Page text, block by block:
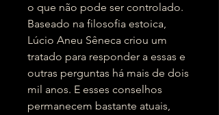
o que não pode ser controlado.
Baseado na filosofia estoica,
Lúcio Aneu Sêneca criou um
tratado para responder a essas e
outras perguntas há mais de dois
mil anos. E esses conselhos
permanecem bastante atuais,